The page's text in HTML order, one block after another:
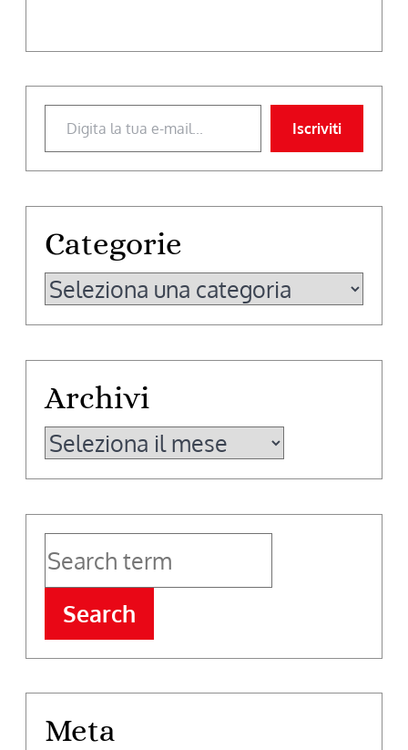
Digita la tua e-mail...
Iscriviti
Categorie
Categorie
Archivi
Archivi
Search
Meta